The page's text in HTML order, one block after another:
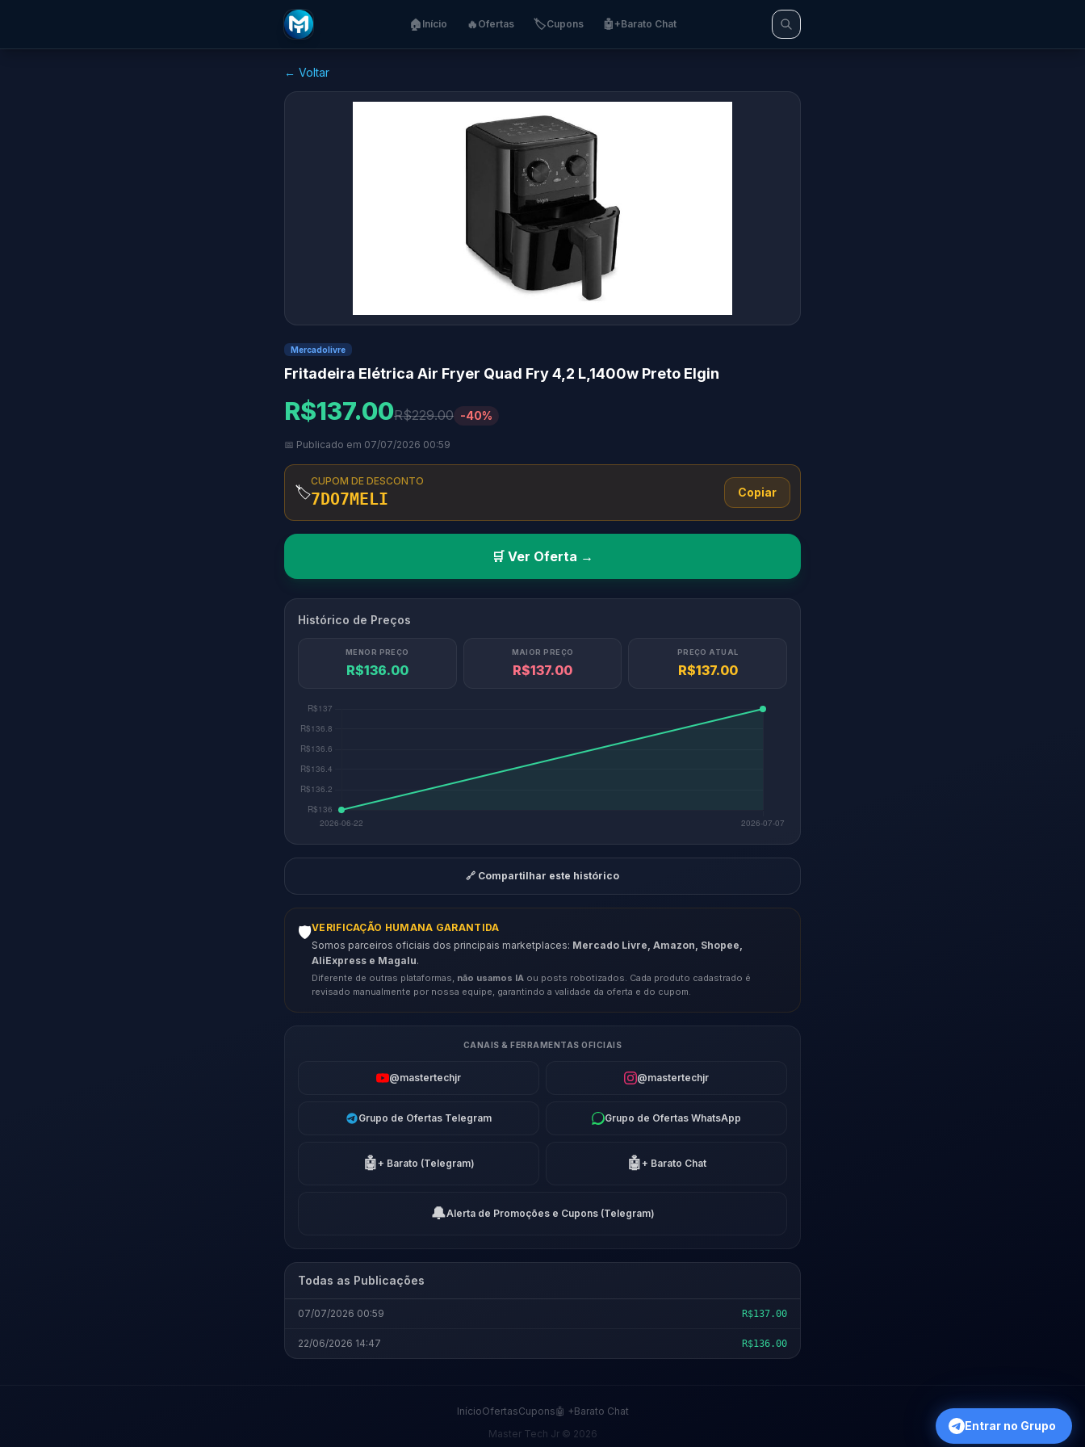
🏠 Início 🔥 Ofertas 🏷️Cupons 🤖+Barato Chat
← Voltar
Mercadolivre
Fritadeira Elétrica Air Fryer Quad Fry 4,2 L,1400w Preto Elgin
R$137.00R$229.00 -40%
📅 Publicado em 07/07/2026 00:59
🏷️
CUPOM DE DESCONTO
7DO7MELI Copiar
🛒 Ver Oferta →
Histórico de Preços
MENOR PREÇO
R$136.00
MAIOR PREÇO
R$137.00
PREÇO ATUAL
R$137.00
🔗 Compartilhar este histórico
🛡️VERIFICAÇÃO HUMANA GARANTIDA
Somos parceiros oficiais dos principais marketplaces: Mercado Livre, Amazon, Shopee,
AliExpress e Magalu.
Diferente de outras plataformas, não usamos IA ou posts robotizados. Cada produto cadastrado é
revisado manualmente por nossa equipe, garantindo a validade da oferta e do cupom.
CANAIS & FERRAMENTAS OFICIAIS
@mastertechjr @mastertechjr
Grupo de Ofertas Telegram Grupo de Ofertas WhatsApp
🤖+ Barato (Telegram) 🤖+ Barato Chat
🔔Alerta de Promoções e Cupons (Telegram)
Todas as Publicações
07/07/2026 00:59 R$137.00
22/06/2026 14:47 R$136.00
InícioOfertasCupons🤖 +Barato Chat
Master Tech Jr © 2026
Entrar no Grupo